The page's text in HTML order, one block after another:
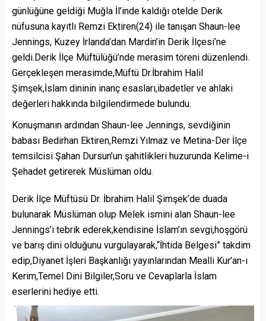
günlüğüne geldiği Muğla İl’inde kaldığı otelde Derik
nüfusuna kayıtlı Remzi Ektiren(24) ile tanışan Shaun-lee
Jennings, Kuzey İrlanda’dan Mardin’in Derik İlçesi’ne
geldi.Derik İlçe Müftülüğü’nde merasim töreni düzenlendi.
Gerçekleşen merasimde,Müftü Dr.İbrahim Halil
Şimşek,İslam dininin inanç esasları,ibadetler ve ahlaki
değerleri hakkında bilgilendirmede bulundu.
Konuşmanın ardından Shaun-lee Jennings, sevdiğinin
babası Bedirhan Ektiren,Remzi Yılmaz ve Metina-Der İlçe
temsilcisi Şahan Dursun’un şahitlikleri huzurunda Kelime-i
Şehadet getirerek Müslüman oldu.
Derik İlçe Müftüsü Dr. İbrahim Halil Şimşek’de duada
bulunarak Müslüman olup Melek ismini alan Shaun-lee
Jennings’ı tebrik ederek,kendisine İslam’ın sevgi,hoşgörü
ve barış dini olduğunu vurgulayarak,“İhtida Belgesi” takdim
edip,Diyanet İşleri Başkanlığı yayınlarından Mealli Kur’an-ı
Kerim,Temel Dini Bilgiler,Soru ve Cevaplarla İslam
eserlerini hediye etti.